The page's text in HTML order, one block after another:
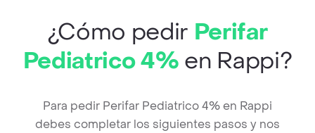
¿Cómo pedir Perifar
Pediatrico 4% en Rappi?
Para pedir Perifar Pediatrico 4% en Rappi
debes completar los siguientes pasos y nos